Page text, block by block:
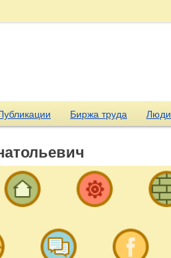
Биржа труда Люди